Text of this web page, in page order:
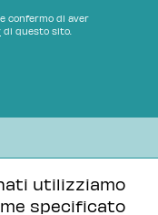
utilizziamo
specificato
confermo di aver
di questo sito.